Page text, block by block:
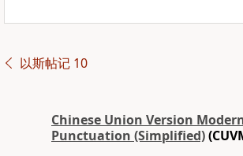
以斯帖记 10
Chinese Union Version
Punctuation (Simplified)